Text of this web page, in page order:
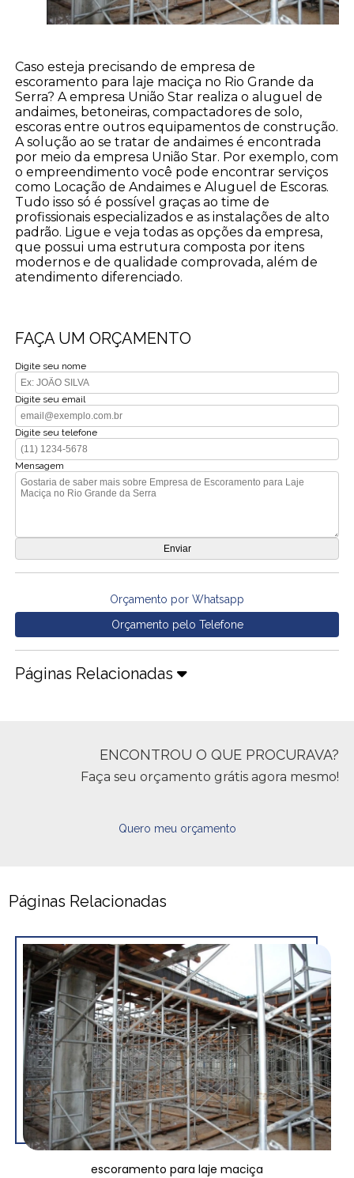
Caso esteja precisando de empresa de
escoramento para laje maciça no Rio Grande da
Serra? A empresa União Star realiza o aluguel de
andaimes, betoneiras, compactadores de solo,
escoras entre outros equipamentos de construção.
A solução ao se tratar de andaimes é encontrada
por meio da empresa União Star. Por exemplo, com
o empreendimento você pode encontrar serviços
como Locação de Andaimes e Aluguel de Escoras.
Tudo isso só é possível graças ao time de
profissionais especializados e as instalações de alto
padrão. Ligue e veja todas as opções da empresa,
que possui uma estrutura composta por itens
modernos e de qualidade comprovada, além de
atendimento diferenciado.
FAÇA UM ORÇAMENTO
Digite seu nome
Digite seu email
Digite seu telefone
Mensagem
Orçamento por Whatsapp
Orçamento pelo Telefone
Páginas Relacionadas
ENCONTROU O QUE PROCURAVA?
Faça seu orçamento grátis agora mesmo!
Quero meu orçamento
Páginas Relacionadas
escoramento para laje maciça